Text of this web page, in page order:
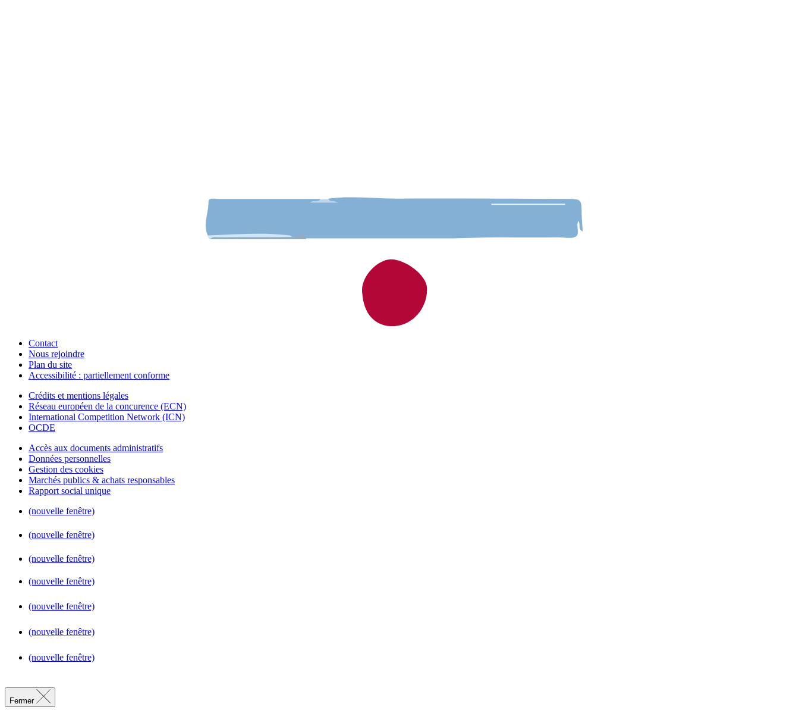
Contact
Nous rejoindre
Plan du site
Accessibilité : partiellement conforme
Crédits et mentions légales
Réseau européen de la concurence (ECN)
International Competition Network (ICN)
OCDE
Accès aux documents administratifs
Données personnelles
Gestion des cookies
Marchés publics & achats responsables
Rapport social unique
(nouvelle fenêtre)
(nouvelle fenêtre)
(nouvelle fenêtre)
(nouvelle fenêtre)
(nouvelle fenêtre)
(nouvelle fenêtre)
(nouvelle fenêtre)
Fermer